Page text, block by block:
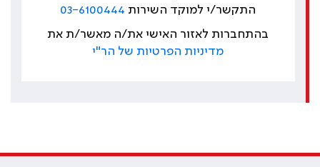
התקשר/י למוקד השירות 03-6100444
בהתחברות לאזור האישי את/ה מאשר/ת את
מדיניות הפרטיות של הר"י